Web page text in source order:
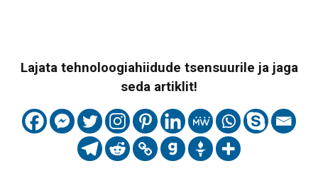
Lajata tehnoloogiahiidude tsensuurile ja jaga
seda artiklit!